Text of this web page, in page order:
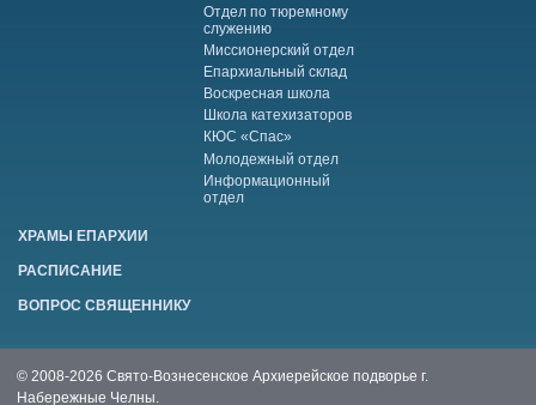
Отдел по тюремному
служению
Миссионерский отдел
Епархиальный склад
Воскресная школа
Школа катехизаторов
КЮС «Спас»
Молодежный отдел
Информационный
отдел
ХРАМЫ ЕПАРХИИ
РАСПИСАНИЕ
ВОПРОС СВЯЩЕННИКУ
© 2008-2026 Свято-Вознесенское Архиерейское подворье г.
Набережные Челны.